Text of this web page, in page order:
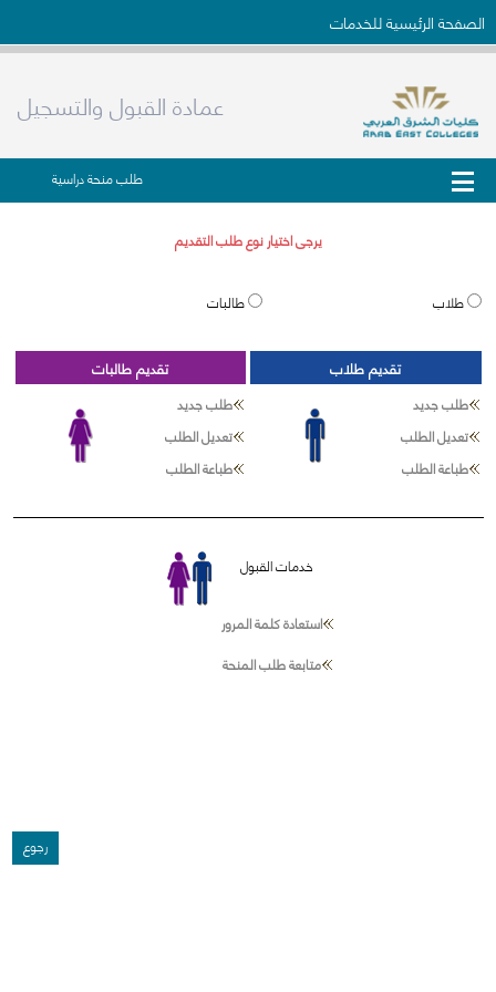
الصفحة الرئيسية للخدمات
عمادة القبول والتسجيل
طلب منحة دراسية
يرجى اختيار نوع طلب التقديم
طلاب طالبات
تقديم طلاب
طلب جديد
تعديل الطلب
طباعة الطلب
تقديم طالبات
طلب جديد
تعديل الطلب
طباعة الطلب
خدمات القبول
استعادة كلمة المرور
متابعة طلب المنحة
رجوع